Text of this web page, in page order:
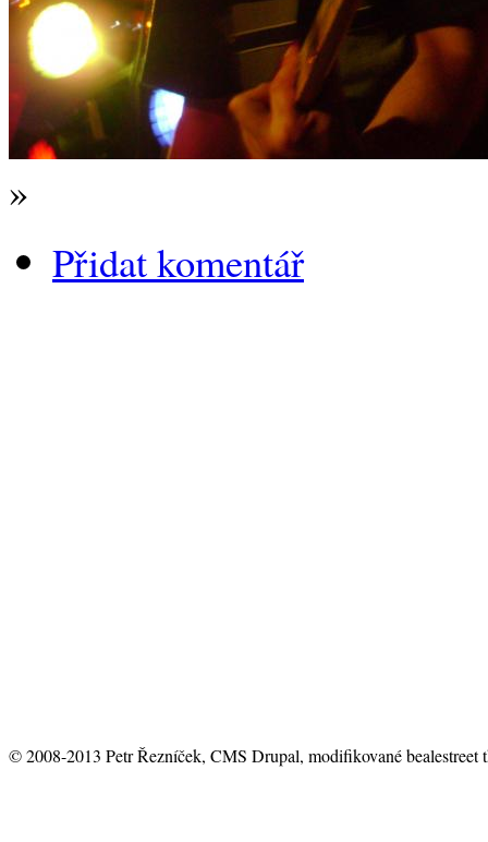
»
Přidat komentář
© 2008-2013 Petr Řezníček, CMS Drupal, modifikované bealestreet